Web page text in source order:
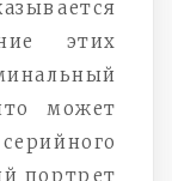
этих
может
портрет